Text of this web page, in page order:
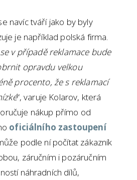
navíc tváří jako by byly
je například polská firma.
v případě reklamace bude
opravdu velkou
procento, že s reklamací
“, varuje Kolarov, která
nákup přímo od
oficiálního zastoupení
podle ní počítat zákazník
záručním i pozáručním
náhradních dílů,